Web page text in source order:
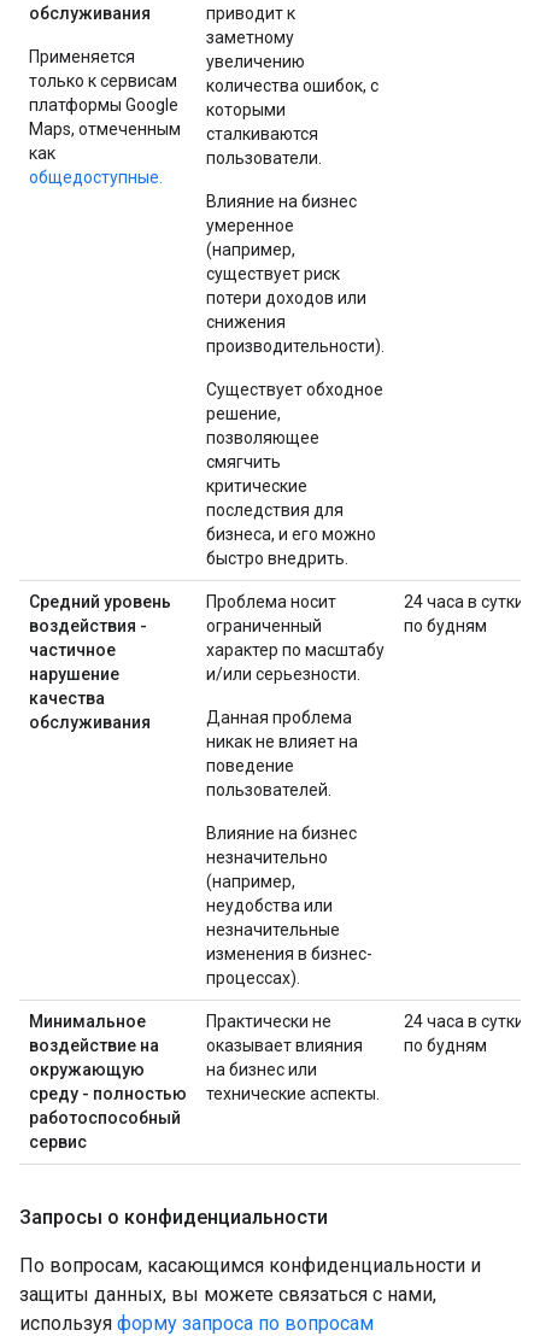
обслуживания
Применяется
только к сервисам
платформы Google
Maps, отмеченным
как
общедоступные.
приводит к
заметному
увеличению
количества ошибок, с
которыми
сталкиваются
пользователи.
Влияние на бизнес
умеренное
(например,
существует риск
потери доходов или
снижения
производительности).
Существует обходное
решение,
позволяющее
смягчить
критические
последствия для
бизнеса, и его можно
быстро внедрить.
Средний уровень
воздействия -
частичное
нарушение
качества
обслуживания
Проблема носит
ограниченный
характер по масштабу
и/или серьезности.
Данная проблема
никак не влияет на
поведение
пользователей.
Влияние на бизнес
незначительно
(например,
неудобства или
незначительные
изменения в бизнес-
процессах).
24 часа в сутки
по будням
Минимальное
воздействие на
окружающую
среду - полностью
работоспособный
сервис
Практически не
оказывает влияния
на бизнес или
технические аспекты.
24 часа в сутки
по будням
Запросы о конфиденциальности
По вопросам, касающимся конфиденциальности и
защиты данных, вы можете связаться с нами,
используя форму запроса по вопросам